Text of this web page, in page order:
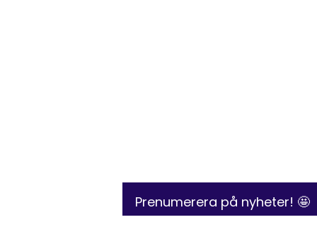
Prenumerera på nyheter! 🤩